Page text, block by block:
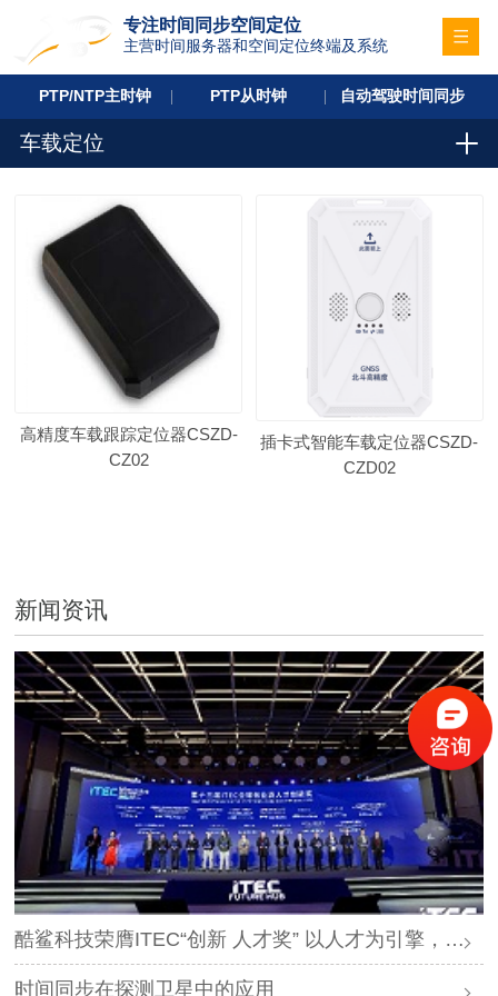
专注时间同步空间定位
主营时间服务器和空间定位终端及系统
PTP/NTP主时钟 PTP从时钟 自动驾驶时间同步
车载定位
高精度车载跟踪定位器CSZD-
CZ02
插卡式智能车载定位器CSZD-
CZD02
新闻资讯
酷鲨科技荣膺ITEC“创新 人才奖” 以人才为引擎，时空为基石，驱动智能未来
时间同步在探测卫星中的应用